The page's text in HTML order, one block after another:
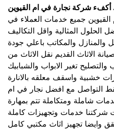
القيوين .
جميع خدمات العملاء في
الحلول المثالية واقل التكاليف
والمنازل والمكاتب باعلي جودة
الاثاث القديم نقل الاثاث من
تغير الابواب والشبابيك
خشبية واسقف معلقه بالانارة
التواصل مع افضل نجار في ام
شاملة ومتكاملة تتم بمهارة
خدمات وتجهيزات كاملة
وايضا تجهيز اثاث مكتبي كامل